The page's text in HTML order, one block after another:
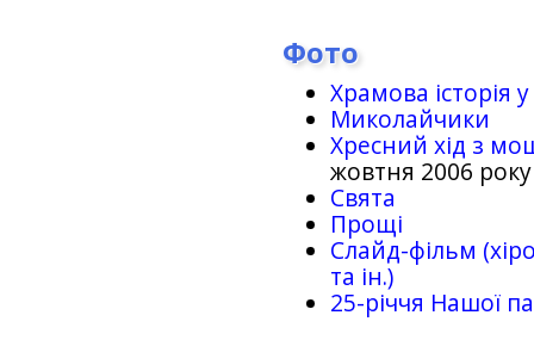
Фото
Храмова історія
Миколайчики
Хресний хід з
жовтня 2006 року
Свята
Прощі
Слайд-фільм
та ін.)
25-рiччя Нашої